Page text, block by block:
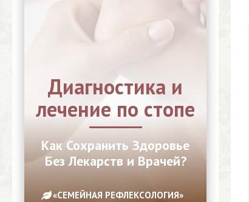
Диагностика и
лечение по стопе
Как Сохранить Здоровье
Без Лекарств и Врачей?
«СЕМЕЙНАЯ РЕФЛЕКСОЛОГИЯ»